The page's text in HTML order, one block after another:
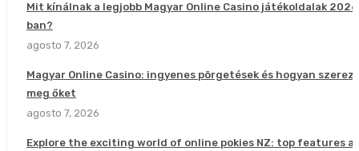
Mit kínálnak a legjobb Magyar Online Casino játékoldalak
ban?
agosto 7, 2026
Magyar Online Casino: ingyenes pörgetések és hogyan
meg őket
agosto 7, 2026
Explore the exciting world of online pokies NZ: top features